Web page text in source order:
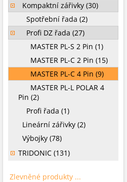
Kompaktní zářivky (30)
Spotřební řada (2)
Profi DZ řada (27)
MASTER PL-S 2 Pin (1)
MASTER PL-C 2 Pin (15)
MASTER PL-C 4 Pin (9)
MASTER PL-L POLAR 4
Pin (2)
Profi řada (1)
Lineární zářivky (2)
Výbojky (78)
TRIDONIC (131)
Zlevněné produkty ...